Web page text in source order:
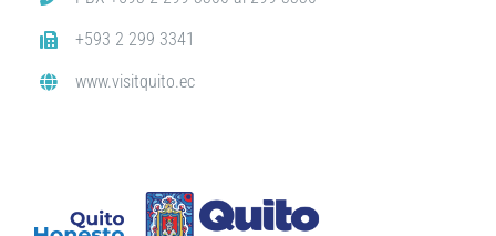
+593 2 299 3341
www.visitquito.ec